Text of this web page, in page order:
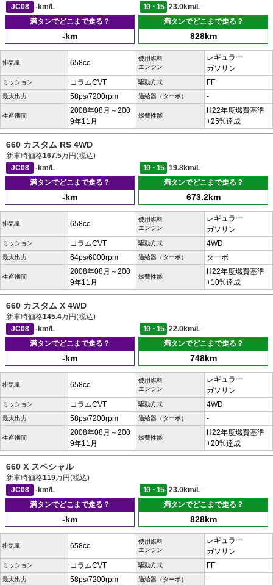
JC08
-km/L 10・15
23.0km/L
満タンでどこまで走る？
-km
満タンでどこまで走る？
828km
排気量 658cc
使用燃料
エンジン
レギュラー
ガソリン
ミッション コラムCVT 駆動方式 FF
最大出力 58ps/7200rpm 過給器（ターボ） -
生産期間
2008年08月～200
9年11月
燃費性能
H22年度燃費基準
+25%達成
660 カスタム RS 4WD
新車時価格167.5万円(税込)
JC08
-km/L 10・15
19.8km/L
満タンでどこまで走る？
-km
満タンでどこまで走る？
673.2km
排気量 658cc
使用燃料
エンジン
レギュラー
ガソリン
ミッション コラムCVT 駆動方式 4WD
最大出力 64ps/6000rpm 過給器（ターボ） ターボ
生産期間
2008年08月～200
9年11月
燃費性能
H22年度燃費基準
+10%達成
660 カスタム X 4WD
新車時価格145.4万円(税込)
JC08
-km/L 10・15
22.0km/L
満タンでどこまで走る？
-km
満タンでどこまで走る？
748km
排気量 658cc
使用燃料
エンジン
レギュラー
ガソリン
ミッション コラムCVT 駆動方式 4WD
最大出力 58ps/7200rpm 過給器（ターボ） -
生産期間
2008年08月～200
9年11月
燃費性能
H22年度燃費基準
+20%達成
660 X スペシャル
新車時価格119万円(税込)
JC08
-km/L 10・15
23.0km/L
満タンでどこまで走る？
-km
満タンでどこまで走る？
828km
排気量 658cc
使用燃料
エンジン
レギュラー
ガソリン
ミッション コラムCVT 駆動方式 FF
最大出力 58ps/7200rpm 過給器（ターボ） -